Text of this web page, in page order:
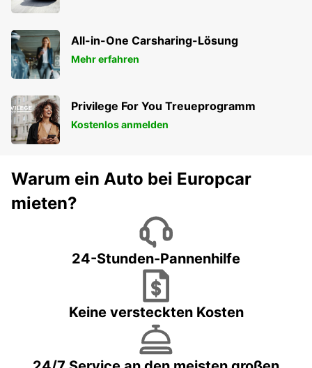
All-in-One Carsharing-Lösung
Mehr erfahren
Privilege For You Treueprogramm
Kostenlos anmelden
Warum ein Auto bei Europcar
mieten?
24-Stunden-Pannenhilfe
Keine versteckten Kosten